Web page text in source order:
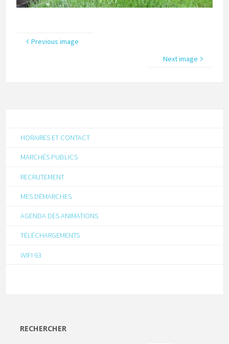
Previous image
Next image
HORAIRES ET CONTACT
MARCHÉS PUBLICS
RECRUTEMENT
MES DÉMARCHES
AGENDA DES ANIMATIONS
TÉLÉCHARGEMENTS
WIFI 63
RECHERCHER